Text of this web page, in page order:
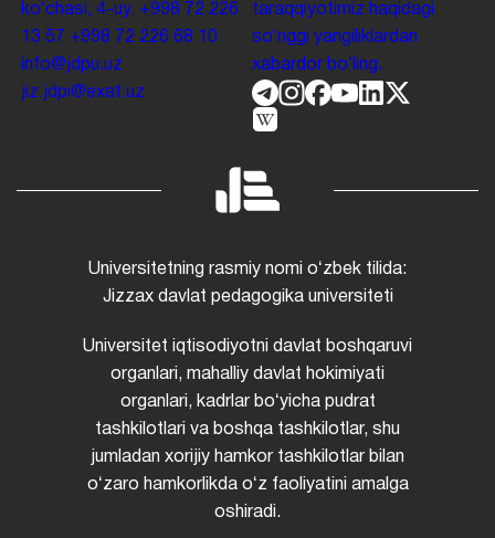
koʻchasi, 4-uy. +998 72 226
13 57 +998 72 226 68 10
info@jdpu.uz
jiz.jdpi@exat.uz
taraqqiyotimiz haqidagi
soʻnggi yangiliklardan
xabardor boʻling.
Universitetning rasmiy nomi oʻzbek tilida:
Jizzax davlat pedagogika universiteti
Universitet iqtisodiyotni davlat boshqaruvi
organlari, mahalliy davlat hokimiyati
organlari, kadrlar boʻyicha pudrat
tashkilotlari va boshqa tashkilotlar, shu
jumladan xorijiy hamkor tashkilotlar bilan
oʻzaro hamkorlikda oʻz faoliyatini amalga
oshiradi.